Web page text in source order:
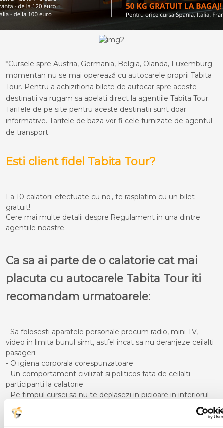
*Cursele spre Austria, Germania, Belgia, Olanda, Luxemburg
momentan nu se mai operează cu autocarele proprii Tabita
Tour. Pentru a achizitiona bilete de autocar spre aceste
destinatii va rugam sa apelati direct la agentiile Tabita Tour.
Tarifele de pe site pentru aceste destinatii sunt doar
informative. Tarifele de baza vor fi cele furnizate de agentul
de transport.
Esti client fidel Tabita Tour?
La 10 calatorii efectuate cu noi, te rasplatim cu un bilet
gratuit!
Cere mai multe detalii despre Regulament in una dintre
agentiile noastre.
Ca sa ai parte de o calatorie cat mai
placuta cu autocarele Tabita Tour iti
recomandam urmatoarele:
- Sa folosesti aparatele personale precum radio, mini TV,
video in limita bunul simt, astfel incat sa nu deranjeze ceilalti
pasageri.
- O igiena corporala corespunzatoare
- Un comportament civilizat si politicos fata de ceilalti
participanti la calatorie
- Pe timpul cursei sa nu te deplasezi in picioare in interiorul
autocarului atata timp cat acesta se afla in miscare